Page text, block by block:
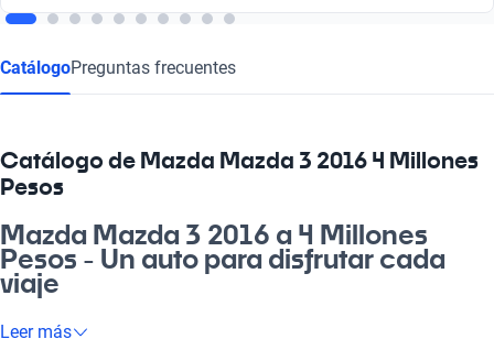
CatálogoPreguntas frecuentes
Catálogo de Mazda Mazda 3 2016 4 Millones
Pesos
Mazda Mazda 3 2016 a 4 Millones
Pesos - Un auto para disfrutar cada
viaje
¿Buscas un auto que se adapte a tu vida diaria y te haga sentir
Leer más